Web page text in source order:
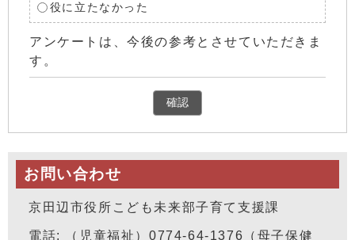
役に立たなかった
アンケートは、今後の参考とさせていただきま
す。
確認
お問い合わせ
京田辺市役所こども未来部子育て支援課
電話: （児童福祉）0774-64-1376（母子保健